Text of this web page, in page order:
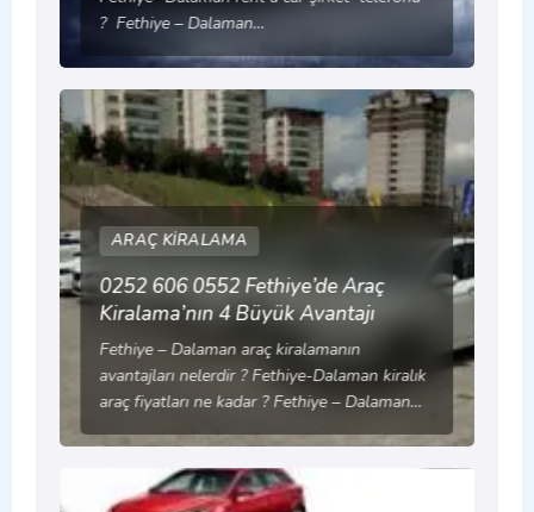
? Fethiye – Dalaman…
ARAÇ KIRALAMA
0252 606 0552 Fethiye’de Araç
Kiralama’nın 4 Büyük Avantajı
Fethiye – Dalaman araç kiralamanın
avantajları nelerdir ? Fethiye-Dalaman kiralık
araç fiyatları ne kadar ? Fethiye – Dalaman…